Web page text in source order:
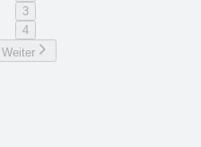
3
4
Weiter